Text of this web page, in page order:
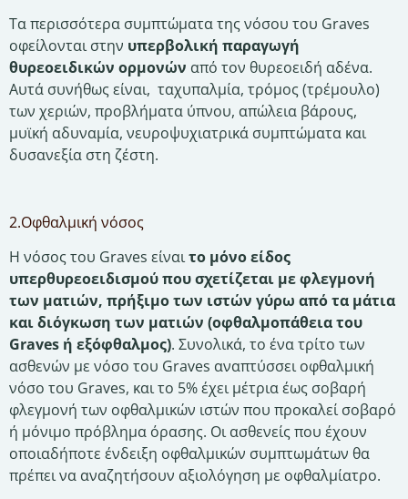
Τα περισσότερα συμπτώματα της νόσου του Graves
οφείλονται στην υπερβολική παραγωγή
θυρεοειδικών ορμονών από τον θυρεοειδή αδένα.
Αυτά συνήθως είναι, ταχυπαλμία, τρόμος (τρέμουλο)
των χεριών, προβλήματα ύπνου, απώλεια βάρους,
μυϊκή αδυναμία, νευροψυχιατρικά συμπτώματα και
δυσανεξία στη ζέστη.
2.Οφθαλμική νόσος
Η νόσος του Graves είναιτο μόνο είδος
υπερθυρεοειδισμού που σχετίζεται με φλεγμονή
των ματιών, πρήξιμο των ιστών γύρω από τα μάτια
και διόγκωση των ματιών (οφθαλμοπάθεια του
Graves ή εξόφθαλμος). Συνολικά, το ένα τρίτο των
ασθενών με νόσο του Graves αναπτύσσει οφθαλμική
νόσο του Graves, και το 5% έχει μέτρια έως σοβαρή
φλεγμονή των οφθαλμικών ιστών που προκαλεί σοβαρό
ή μόνιμο πρόβλημα όρασης. Οι ασθενείς που έχουν
οποιαδήποτε ένδειξη οφθαλμικών συμπτωμάτων θα
πρέπει να αναζητήσουν αξιολόγηση με οφθαλμίατρο.